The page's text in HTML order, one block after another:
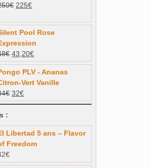
€ Le
initial
était :
250€.
225€Le
actuel
est :
225€.
Pool Rose
€ Le
prix
initial
était :
48€.
43,20€Le
prix
actuel
est :
PLV - Ananas
Vert Vanille
€ Le
prix
était :
34€.
32€Le
prix
est :
32€.
:
Libertad 5 ans – Flavor
Freedom
€